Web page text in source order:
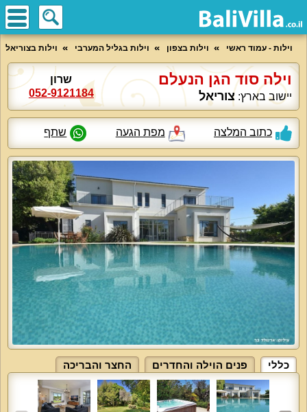
וילות - עמוד ראשי וילות בצפון וילות בגליל המערבי וילות בצוריאל
וילה סוד הגן הנעלם
יישוב בארץ: צוריאל
שרון
052-9121184
כתוב המלצה מפת הגעה שתף
כללי פנים הוילה והחדרים החצר והבריכה